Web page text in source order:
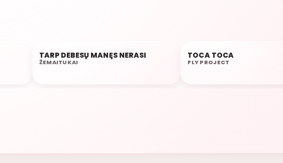
21:28
TARP DEBESŲ MANĘS NERASI
ŽEMAITUKAI
21:25
TOCA TOCA
FLY PROJECT